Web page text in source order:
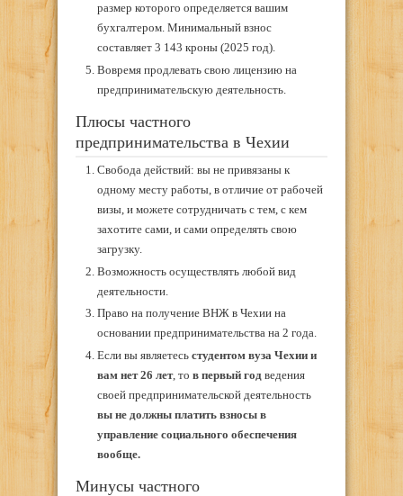
размер которого определяется вашим
бухгалтером. Минимальный взнос
составляет 3 143 кроны (2025 год).
Вовремя продлевать свою лицензию на
предпринимательскую деятельность.
Плюсы частного
предпринимательства в Чехии
Свобода действий: вы не привязаны к
одному месту работы, в отличие от рабочей
визы, и можете сотрудничать с тем, с кем
захотите сами, и сами определять свою
загрузку.
Возможность осуществлять любой вид
деятельности.
Право на получение ВНЖ в Чехии на
основании предпринимательства на 2 года.
Если вы являетесь студентом вуза Чехии и
вам нет 26 лет, то в первый год ведения
своей предпринимательской деятельность
вы не должны платить взносы в
управление социального обеспечения
вообще.
Минусы частного